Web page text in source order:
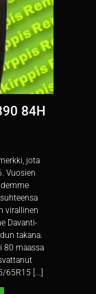
84H
jota
Vuosien
virallinen
Davanti-
takana.
80 maassa
65R15 [...]